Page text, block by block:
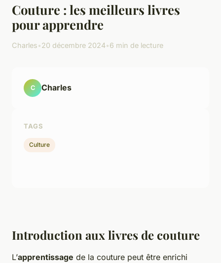
Couture : les meilleurs livres
pour apprendre
Charles•20 décembre 2024•6 min de lecture
Introduction aux livres de couture
L’apprentissage de la couture peut être enrichi
C Charles
TAGS
Culture